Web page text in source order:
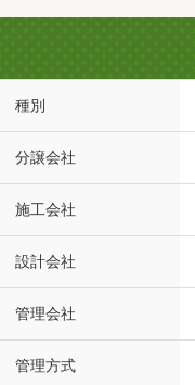
種別
分譲会社
施工会社
設計会社
管理会社
管理方式